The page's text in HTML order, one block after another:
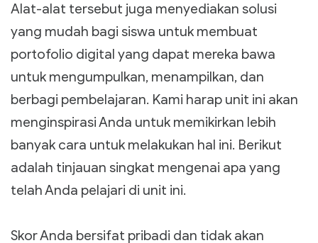
Alat-alat tersebut juga menyediakan solusi
yang mudah bagi siswa untuk membuat
portofolio digital yang dapat mereka bawa
untuk mengumpulkan, menampilkan, dan
berbagi pembelajaran. Kami harap unit ini akan
menginspirasi Anda untuk memikirkan lebih
banyak cara untuk melakukan hal ini. Berikut
adalah tinjauan‏ singkat mengenai apa yang
telah Anda pelajari di unit ini.
Skor Anda bersifat pribadi dan tidak akan